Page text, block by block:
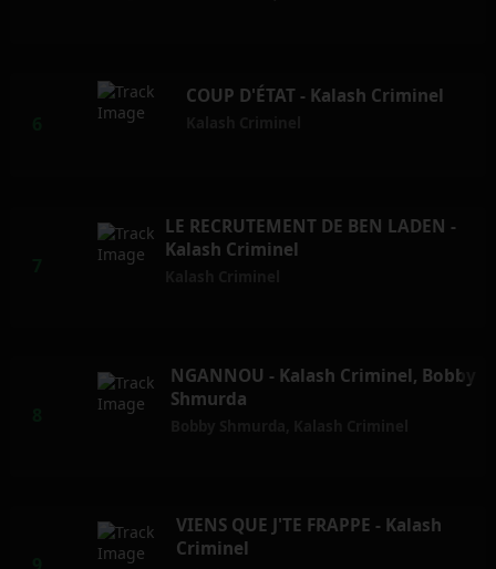
COUP D'ÉTAT - Kalash Criminel
LE RECRUTEMENT DE BEN LADEN -
Kalash Criminel
NGANNOU - Kalash Criminel, Bobby
Shmurda
VIENS QUE J'TE FRAPPE - Kalash
Criminel